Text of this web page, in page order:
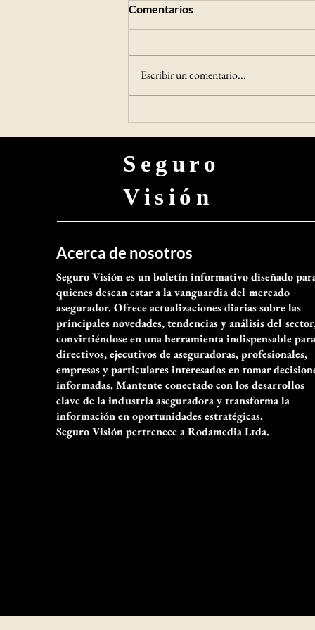
Asociación de Aseguradores y
Universidad de Chile unen
esfuerzos para promover un
prioridades del país en materias tan
diversas como salud, pensiones,
Comentarios
Escribir un comentario...
Seguro
Visión
Acerca de nosotros
Seguro Visión es un boletín informativo diseñado
quienes desean estar a la vanguardia del mercado
asegurador. Ofrece actualizaciones diarias sobre las
principales novedades, tendencias y análisis del
convirtiéndose en una herramienta indispensable para
directivos, ejecutivos de aseguradoras, profesionales,
empresas y particulares interesados en tomar
informadas. Mantente conectado con los desarrollos
clave de la industria aseguradora y transforma la
información en oportunidades estratégicas.
Seguro Visión pertrenece a Rodamedia Ltda.